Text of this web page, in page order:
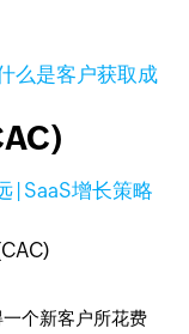
么是客户获取成
| SaaS增长策略
个新客户所花费